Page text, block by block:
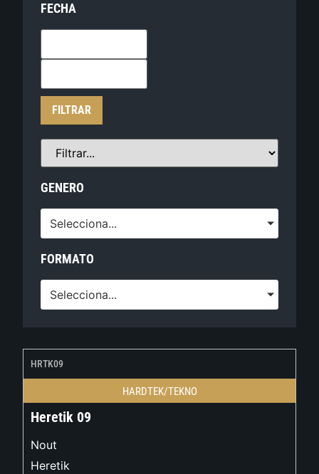
FECHA
FILTRAR
GENERO
Selecciona...
FORMATO
Selecciona...
HRTK09
HARDTEK/TEKNO
Heretik 09
Nout
Heretik